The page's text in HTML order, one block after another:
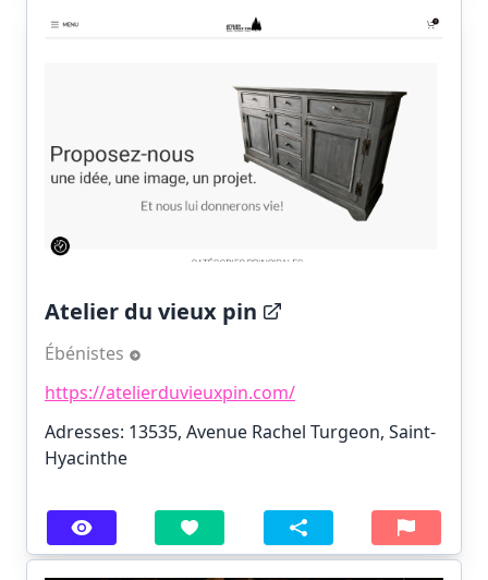
Atelier du vieux pin
Ébénistes
https://atelierduvieuxpin.com/
Adresses: 13535, Avenue Rachel Turgeon, Saint-
Hyacinthe